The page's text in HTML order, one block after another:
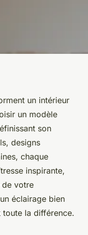
inspire
un intérieur
un modèle
son
designs
chaque
inspirante,
de votre
éclairage bien
toute la différence.